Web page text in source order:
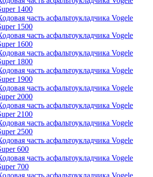
1400
часть асфальтоукладчика Vogele
1500
часть асфальтоукладчика Vogele
1600
часть асфальтоукладчика Vogele
1800
часть асфальтоукладчика Vogele
1900
часть асфальтоукладчика Vogele
2000
часть асфальтоукладчика Vogele
2100
часть асфальтоукладчика Vogele
2500
часть асфальтоукладчика Vogele
600
часть асфальтоукладчика Vogele
700
часть асфальтоукладчика Vogele